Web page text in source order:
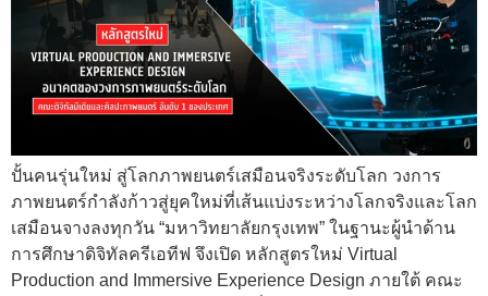
ปั้นคนรุ่นใหม่ สู่โลกภาพยนตร์เสมือนจริงระดับโลก วงการ
ภาพยนตร์กำลังก้าวสู่ยุคใหม่ที่เส้นแบ่งระหว่างโลกจริงและโลก
เสมือนจางลงทุกวัน “มหาวิทยาลัยกรุงเทพ” ในฐานะผู้นำด้าน
การศึกษาดิจิทัลครีเอทีฟ จึงเปิด หลักสูตรใหม่ Virtual
Production and Immersive Experience Design ภายใต้ คณะ